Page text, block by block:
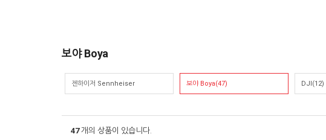
보야 Boya
젠하이저 Sennheiser 보야 Boya(47) DJI(12)
47개의 상품이 있습니다.